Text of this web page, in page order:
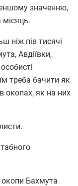
значенню,
ніж пів тисячі
Авдіївки,
треба бачити як
окопах, як на них
Бахмута